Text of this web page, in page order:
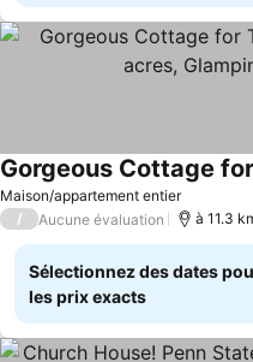
Maison/appartement entier
Consulter les prix
/ Aucune évaluation à 11.3
Sélectionnez des dates
les prix exacts